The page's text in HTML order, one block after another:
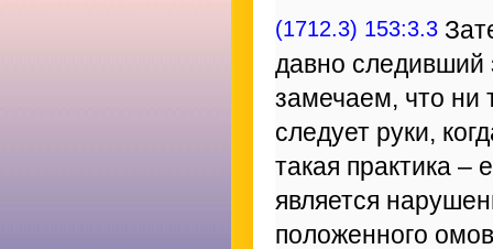
(1712.3) 153:3.3
давно следивший
замечаем, что ни
следует руки,
такая практика
является
положенного